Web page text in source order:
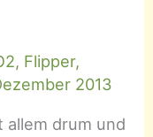
, Flipper,
2013
allem drum und